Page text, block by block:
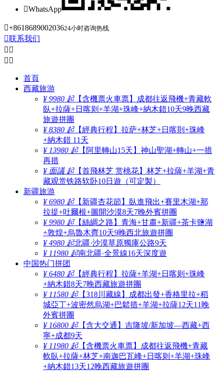
WhatsApp
+861868900203624小时咨询热线
联系我们
 
 
首頁
西藏旅游
¥ 9980 起【含機票火車票】成都往返飛機+青藏軟
臥+拉薩+日喀则+羊湖+珠峰+納木錯10天9晚西藏
旅遊拼團
¥ 8380 起【經典行程】拉萨+林芝+日喀則+珠峰
+納木錯 11天
¥ 13980 起【阿里轉山15天】神山聖湖+轉山+一措
再措
¥ 面議 起【首飛林芝 赏桃花】林芝+拉薩+羊湖+青
藏观赏铁路软卧10日遊（可定製）
新疆旅游
¥ 6980 起【新疆杏花節】臥進飛出+賽里木湖+那
拉提+吐爾根+圖開沙漠8天7晚外賓拼團
¥ 9980 起【絲綢之路】青海+甘肅+新疆+茶卡鹽湖
+敦煌+烏魯木齊10天9晚西北旅遊拼團
¥ 4980 起北疆·沙漠草原獨庫公路9天
¥ 11980 起南北疆·全景線16天深度遊
中国热门拼团
¥ 6480 起【經典行程】拉薩+羊湖+日喀则+珠峰
+納木錯8天7晚西藏旅遊拼團
¥ 11580 起【318川藏線】成都出發+香格里拉+稻
城亞丁+波密然烏湖+巴鬆措+羊湖+拉薩12天11晚
外賓拼團
¥ 16800 起【含大交通】吉隆坡/新加坡—西藏+西
寧+成都9天
¥ 11980 起【含機票火車票】成都往返飛機+青藏
軟臥+拉薩+林芝+南迦巴瓦峰+日喀则+羊湖+珠峰
+納木錯13天12晚西藏旅遊拼團